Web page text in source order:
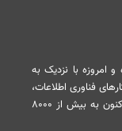
۱۳۷۶ تاسیس گردیده و امروزه با نزدیک به
فناوری اطلاعات،
افتخار دارد که محصولات، راهکارها و خدمات خود را تاکنون به بیش از ۸۰۰۰